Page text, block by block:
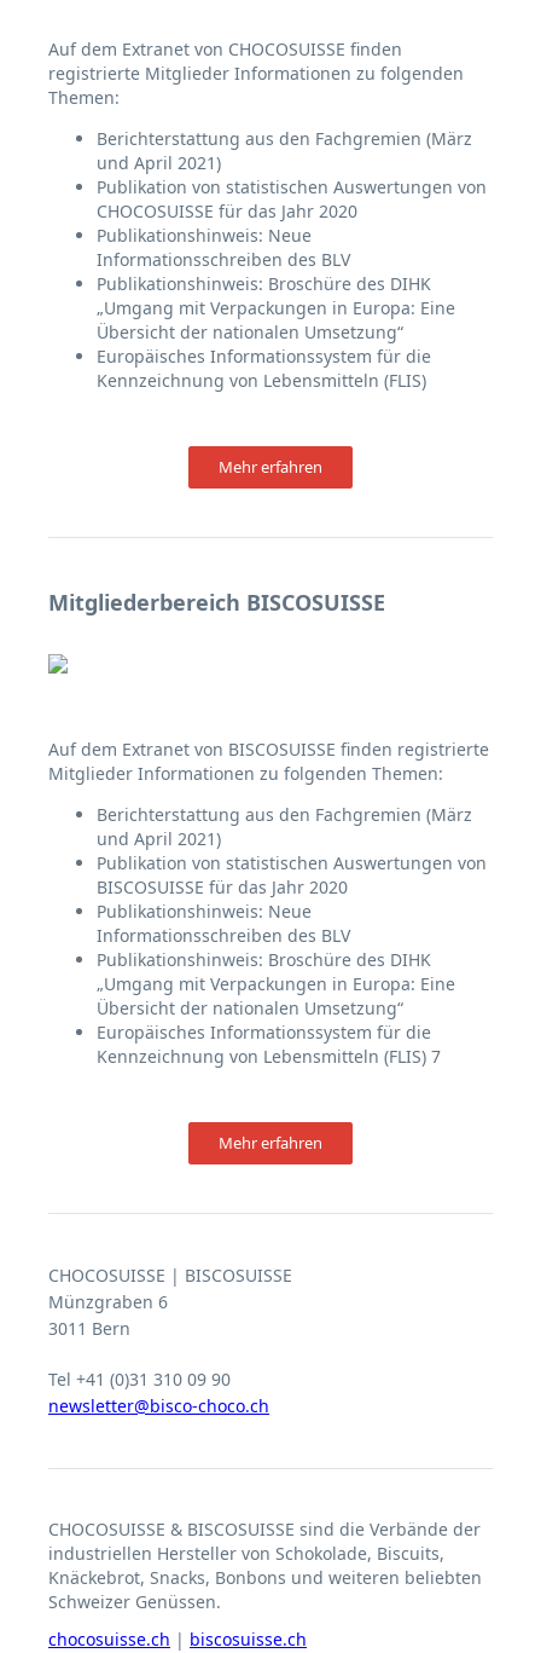
Auf dem Extranet von CHOCOSUISSE finden
registrierte Mitglieder Informationen zu folgenden
Themen:
Berichterstattung aus den Fachgremien (März
und April 2021)
Publikation von statistischen Auswertungen von
CHOCOSUISSE für das Jahr 2020
Publikationshinweis: Neue
Informationsschreiben des BLV
Publikationshinweis: Broschüre des DIHK
„Umgang mit Verpackungen in Europa: Eine
Übersicht der nationalen Umsetzung“
Europäisches Informationssystem für die
Kennzeichnung von Lebensmitteln (FLIS)
Mehr erfahren
Mitgliederbereich BISCOSUISSE
Auf dem Extranet von BISCOSUISSE finden registrierte
Mitglieder Informationen zu folgenden Themen:
Berichterstattung aus den Fachgremien (März
und April 2021)
Publikation von statistischen Auswertungen von
BISCOSUISSE für das Jahr 2020
Publikationshinweis: Neue
Informationsschreiben des BLV
Publikationshinweis: Broschüre des DIHK
„Umgang mit Verpackungen in Europa: Eine
Übersicht der nationalen Umsetzung“
Europäisches Informationssystem für die
Kennzeichnung von Lebensmitteln (FLIS) 7
Mehr erfahren
CHOCOSUISSE | BISCOSUISSE
Münzgraben 6
3011 Bern
Tel +41 (0)31 310 09 90
newsletter@bisco-choco.ch
CHOCOSUISSE & BISCOSUISSE sind die Verbände der
industriellen Hersteller von Schokolade, Biscuits,
Knäckebrot, Snacks, Bonbons und weiteren beliebten
Schweizer Genüssen.
chocosuisse.ch | biscosuisse.ch